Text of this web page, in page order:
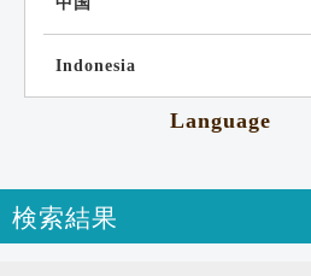
Indonesia
Language
検索結果